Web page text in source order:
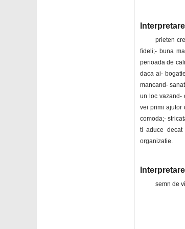
prieten
fideli;- buna
perioada de
daca ai-
mancand-
un loc vazand-
vei primi ajutor
comoda;-
ti aduce decat
organizatie.
semn de